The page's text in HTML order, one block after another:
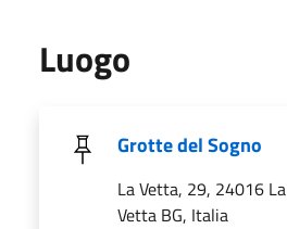
Luogo
Grotte del Sogno
La Vetta, 29, 24016 La
Vetta BG, Italia